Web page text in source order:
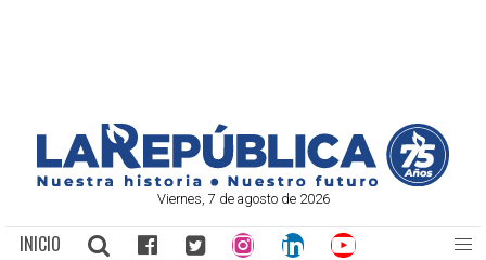
Viernes, 7 de agosto de 2026
INICIO